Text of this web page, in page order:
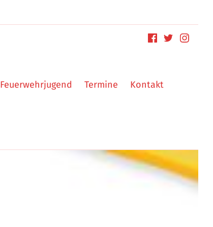
Feuerwehrjugend Termine Kontakt